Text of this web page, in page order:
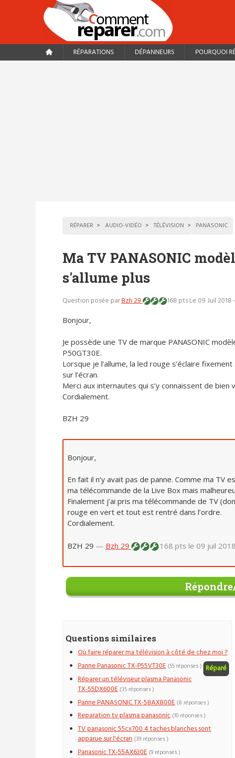
RÉPARATIONS DÉPANNEURS POURQUOI
RÉPARER AUDIO-VIDÉO TÉLÉVISION PANASONIC
Ma TV PANASONIC
s'allume plus
Question posée parBzh 29 168 ptsLe 09 Juil 2018
Bonjour,
Je possède une TV de marque PANASONIC
P50GT30E.
Lorsque je l’allume, la led rouge s’éclaire
sur l’écran.
Merci aux internautes qui s’y connaissent de bien
Cordialement.
BZH 29
Bonjour,
En fait il n’y avait pas de panne. Comme ma TV
ma télécommande de la Live Box mais
Finalement j’ai pris ma télécommande de TV
rouge en vert et tout est rentré dans l’ordre.
Cordialement.
BZH 29 — Bzh 29 168 pts le 09 juil
Questions similaires
Où faire réparer ma télévision à côté de chez moi ?
Panne Panasonic TX-P55VT30E
Réparé
(55 réponses )
Réparer un téléviseur plasma Panasonic
TX-55DX600E (35 réponses )
Panne PANASONIC TX-58AX800E (8 réponses )
Reparation tv plasma panasonic (10 réponses )
TV panasonic 55cx700 4 taches blanches sont
apparue sur l'écran (39 réponses )
Panasonic TX-55AX630E (9 réponses )